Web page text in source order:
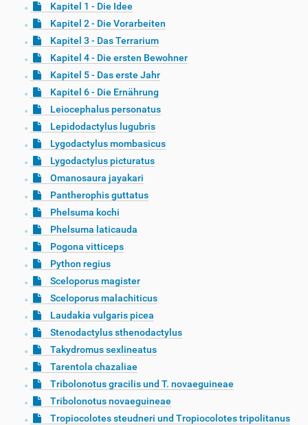
Kapitel 1 - Die Idee
Kapitel 2 - Die Vorarbeiten
Kapitel 3 - Das Terrarium
Kapitel 4 - Die ersten Bewohner
Kapitel 5 - Das erste Jahr
Kapitel 6 - Die Ernährung
Leiocephalus personatus
Lepidodactylus lugubris
Lygodactylus mombasicus
Lygodactylus picturatus
Omanosaura jayakari
Pantherophis guttatus
Phelsuma kochi
Phelsuma laticauda
Pogona vitticeps
Python regius
Sceloporus magister
Sceloporus malachiticus
Laudakia vulgaris picea
Stenodactylus sthenodactylus
Takydromus sexlineatus
Tarentola chazaliae
Tribolonotus gracilis und T. novaeguineae
Tribolonotus novaeguineae
Tropiocolotes steudneri und Tropiocolotes tripolitanus